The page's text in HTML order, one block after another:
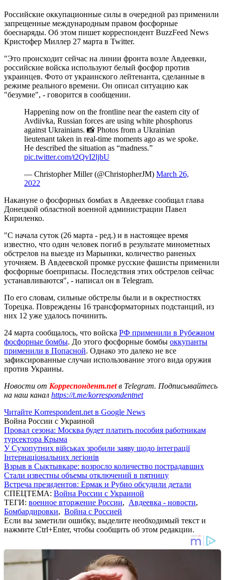
Российские оккупационные силы в очередной раз применили
запрещенные международным правом фосфорные
боеснаряды. Об этом пишет корреспондент BuzzFeed News
Кристофер Миллер 27 марта в Twitter.
"Это происходит сейчас на линии фронта возле Авдеевки,
российские войска используют белый фосфор против
украинцев. Фото от украинского лейтенанта, сделанные в
режиме реального времени. Он описал ситуацию как
"безумие", - говорится в сообщении.
Happening now on the frontline near the eastern city of
Avdiivka, Russian forces are using white phosphorus
against Ukrainians. 📸 Photos from a Ukrainian
lieutenant taken in real-time moments ago as we spoke.
He described the situation as “madness.”
pic.twitter.com/t2QvI2ljbU
— Christopher Miller (@ChristopherJM) March 26,
2022
Накануне о фосфорных бомбах в Авдеевке сообщал глава
Донецкой областной военной администрации Павел
Кириленко.
"С начала суток (26 марта - ред.) и в настоящее время
известно, что один человек погиб в результате минометных
обстрелов на выезде из Марьинки, количество раненых
уточняем. В Авдеевской промке русские фашисты применили
фосфорные боеприпасы. Последствия этих обстрелов сейчас
устанавливаются", - написал он в Telegram.
По его словам, сильные обстрелы были и в окрестностях
Торецка. Повреждены 16 трансформаторных подстанций, из
них 12 уже удалось починить.
24 марта сообщалось, что войска РФ применили в Рубежном
фосфорные бомбы. До этого фосфорные бомбы оккупанты
применили в Попасной. Однако это далеко не все
зафиксированные случаи использование этого вида оружия
против Украины.
Новости от Корреспондент.netв Telegram. Подписывайтесь
на наш канал https://t.me/korrespondentnet
Читайте Korrespondent.net в Google News
Война России с Украиной
Провал сезона: Москва будет платить пособия работникам
турсектора Крыма
У Сухопутних військах зробили заяву щодо інтеграції
Інтернаціональних легіонів
Взрыв в Сыктывкаре: возросло количество пострадавших
Стали известны объемы отключений в пятницу
Встреча президентов: Ермак и Рубио обсудили детали
СПЕЦТЕМА: Война России с Украиной
ТЕГИ: военное вторжение России, Авдеевка - новости,
Бомбардировки, Война с Россией
Если вы заметили ошибку, выделите необходимый текст и
нажмите Ctrl+Enter, чтобы сообщить об этом редакции.